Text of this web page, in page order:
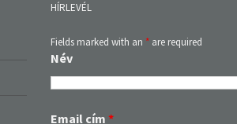
HÍRLEVÉL
Fields marked with an *are required
Név
Email cím *